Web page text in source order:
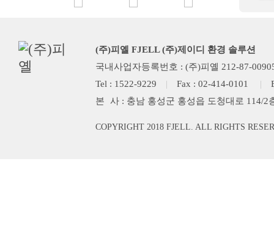
(주)피옐 FJELL (주)제이디 환경 솔루션
국내사업자등록번호 : (주)피옐 212-87-
Tel : 1522-9229
| Fax : 02-414-0101 |
본
사 : 충남 홍성군 홍성읍 도청대로 114/2
COPYRIGHT 2018 FJELL. ALL RIGHTS